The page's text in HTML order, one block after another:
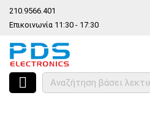
210.9566.401
Επικοινωνία 11:30 - 17:30
HOME Σετ οθόνη LCD Realme C67